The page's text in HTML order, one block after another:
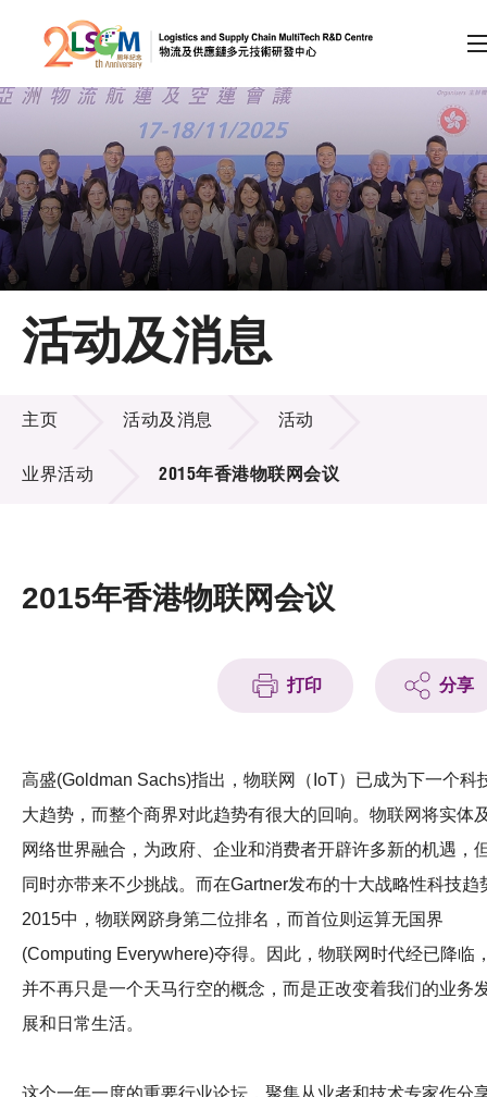
跳到内容（按回车键）
会员登录
A A EN 繁 简
主页
关于LSCM
技术商品化
项目及资助计划
活动及消息
科技分享
会籍
活动及消息
活动及消息
主页 活动及消息 活动
业界活动 2015年香港物联网会议
2015年香港物联网会议
打印 分享
高盛(Goldman Sachs)指出，物联网（IoT）已成为下一个科
大趋势，而整个商界对此趋势有很大的回响。物联网将实体
网络世界融合，为政府、企业和消费者开辟许多新的机遇，
同时亦带来不少挑战。而在Gartner发布的十大战略性科技趋
2015中，物联网跻身第二位排名，而首位则运算无国界
(Computing Everywhere)夺得。因此，物联网时代经已降临
并不再只是一个天马行空的概念，而是正改变着我们的业务
展和日常生活。
这个一年一度的重要行业论坛，聚集从业者和技术专家作分